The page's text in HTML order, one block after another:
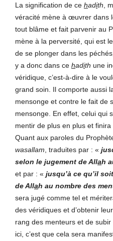
La signification de ce hadith ,
véracité mène à œuvrer dans
tout blâme et fait parvenir au
mène à la perversité, qui est
de se plonger dans les
y a donc dans ce hadith une
véridique, c’est-à-dire à le
grand soin. Il comporte aussi
mensonge et contre le fait de
mensonge. En effet, celui qui
mentir de plus en plus et
Quant aux paroles du
wasallam , traduites par : «
selon le jugement de Allah
et par : « jusqu’à ce qu’il
de Allah au nombre des
sera jugé comme tel et
des véridiques et d’obtenir
rang des menteurs et de
ici, c’est que cela sera